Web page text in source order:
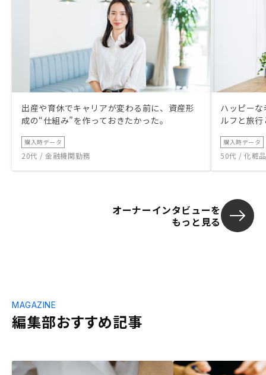
出産や育休でキャリアが変わる前に、資産形
成の“仕組み”を作っておきたかった。
購入時データ
20代 / 金融機関勤務
ハッピー
ルフと旅
購入時データ
50代 / 化粧
オーナーインタビューを
もっと見る
編集部おすすめ記事
MAGAZINE